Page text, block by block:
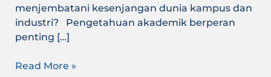
menjembatani kesenjangan dunia kampus dan
industri? Pengetahuan akademik berperan
penting […]
Read More »